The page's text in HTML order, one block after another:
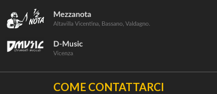
COME CONTATTARCI